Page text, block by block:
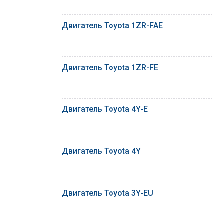
Двигатель Toyota 1ZR-FAE
Двигатель Toyota 1ZR-FE
Двигатель Toyota 4Y-E
Двигатель Toyota 4Y
Двигатель Toyota 3Y-EU